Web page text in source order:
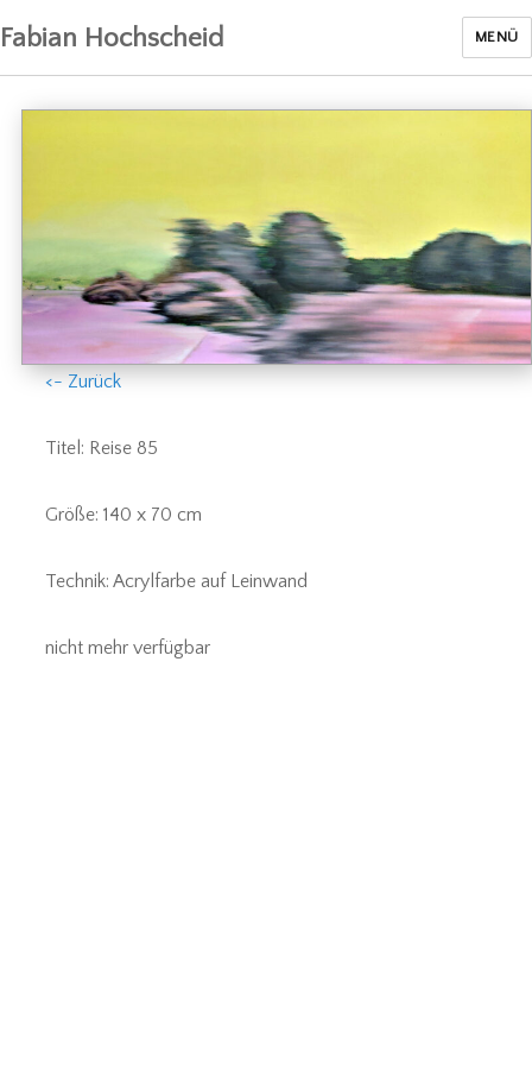
Fabian Hochscheid MENÜ
<- Zurück
Titel: Reise 85
Größe: 140 x 70 cm
Technik: Acrylfarbe auf Leinwand
nicht mehr verfügbar